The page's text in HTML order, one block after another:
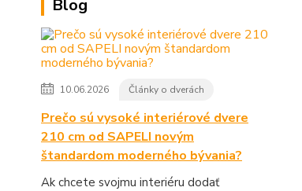
Blog
10.06.2026 Články o dverách
Prečo sú vysoké interiérové dvere
210 cm od SAPELI novým
štandardom moderného bývania?
Ak chcete svojmu interiéru dodať